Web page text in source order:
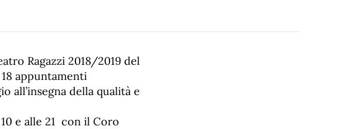
Ragazzi 2018/2019 del
appuntamenti
all’insegna della qualità e
e alle 21 con il Coro